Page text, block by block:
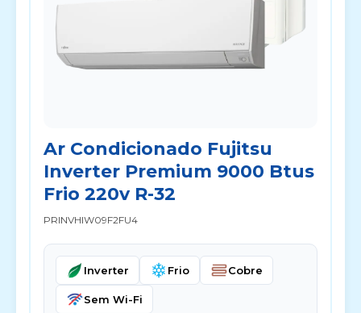
Ar Condicionado Fujitsu
Inverter Premium 9000 Btus
Frio 220v R-32
PRINVHIW09F2FU4
Inverter Frio Cobre
Sem Wi-Fi